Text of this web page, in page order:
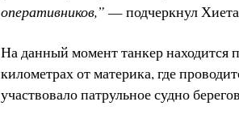
оперативников,” — подчеркнул
На данный момент танкер находится
километрах от материка, где
участвовало патрульное судно